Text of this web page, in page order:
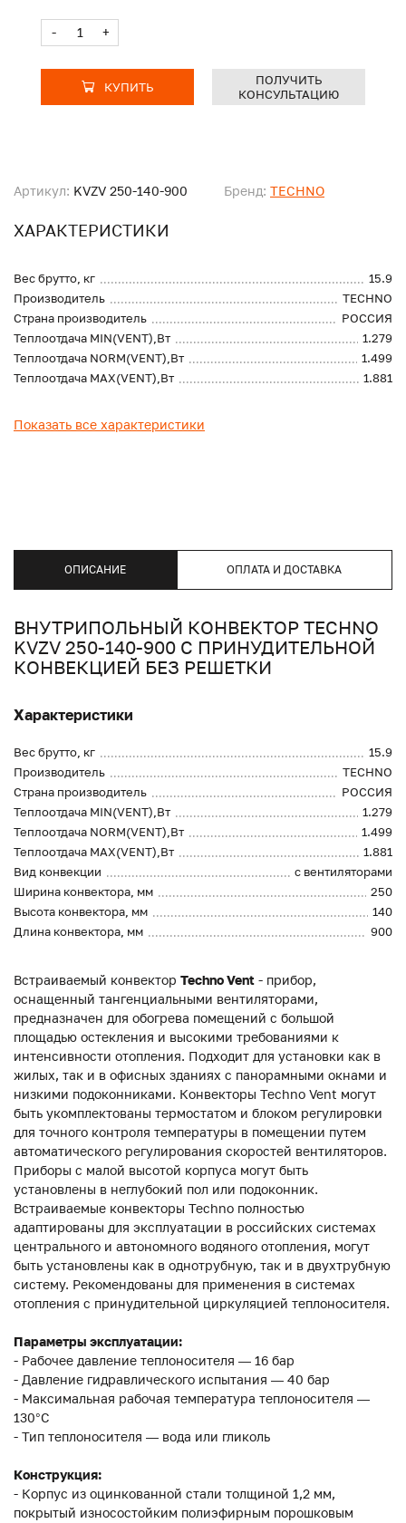
Артикул: KVZV 250-140-900 Бренд: TECHNO
ХАРАКТЕРИСТИКИ
Вес брутто, кг
15.9
Производитель
TECHNO
Страна производитель
РОССИЯ
Теплоотдача MIN(VENT),Вт
1.279
Теплоотдача NORM(VENT),Вт
1.499
Теплоотдача MAX(VENT),Вт
1.881
Показать все характеристики
- +
КУПИТЬ
ПОЛУЧИТЬ
КОНСУЛЬТАЦИЮ
ОПИСАНИЕ ОПЛАТА И ДОСТАВКА
ВНУТРИПОЛЬНЫЙ КОНВЕКТОР TECHNO
KVZV 250-140-900 С ПРИНУДИТЕЛЬНОЙ
КОНВЕКЦИЕЙ БЕЗ РЕШЕТКИ
Характеристики
Вес брутто, кг
15.9
Производитель
TECHNO
Страна производитель
РОССИЯ
Теплоотдача MIN(VENT),Вт
1.279
Теплоотдача NORM(VENT),Вт
1.499
Теплоотдача MAX(VENT),Вт
1.881
Вид конвекции
с вентиляторами
Ширина конвектора, мм
250
Высота конвектора, мм
140
Длина конвектора, мм
900
Встраиваемый конвектор Techno Vent - прибор,
оснащенный тангенциальными вентиляторами,
предназначен для обогрева помещений с большой
площадью остекления и высокими требованиями к
интенсивности отопления. Подходит для установки как в
жилых, так и в офисных зданиях с панорамными окнами и
низкими подоконниками. Конвекторы Techno Vent могут
быть укомплектованы термостатом и блоком регулировки
для точного контроля температуры в помещении путем
автоматического регулирования скоростей вентиляторов.
Приборы с малой высотой корпуса могут быть
установлены в неглубокий пол или подоконник.
Встраиваемые конвекторы Techno полностью
адаптированы для эксплуатации в российских системах
центрального и автономного водяного отопления, могут
быть установлены как в однотрубную, так и в двухтрубную
систему. Рекомендованы для применения в системах
отопления с принудительной циркуляцией теплоносителя.
Параметры эксплуатации:
- Рабочее давление теплоносителя — 16 бар
- Давление гидравлического испытания — 40 бар
- Максимальная рабочая температура теплоносителя —
130°С
- Тип теплоносителя — вода или гликоль
Конструкция:
- Корпус из оцинкованной стали толщиной 1,2 мм,
покрытый износостойким полиэфирным порошковым